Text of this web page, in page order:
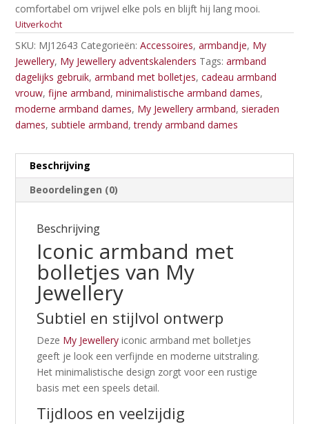
comfortabel om vrijwel elke pols en blijft hij lang mooi.
Uitverkocht
SKU: MJ12643 Categorieën:Accessoires,armbandje, My
Jewellery, My Jewellery adventskalenders Tags:armband
dagelijks gebruik,armband met bolletjes,cadeau armband
vrouw,fijne armband,minimalistische armband dames,
moderne armband dames, My Jewellery armband,sieraden
dames,subtiele armband,trendy armband dames
Beschrijving
Beoordelingen (0)
Beschrijving
Iconic armband met
bolletjes van My
Jewellery
Subtiel en stijlvol ontwerp
Deze My Jewellery iconic armband met bolletjes
geeft je look een verfijnde en moderne uitstraling.
Het minimalistische design zorgt voor een rustige
basis met een speels detail.
Tijdloos en veelzijdig